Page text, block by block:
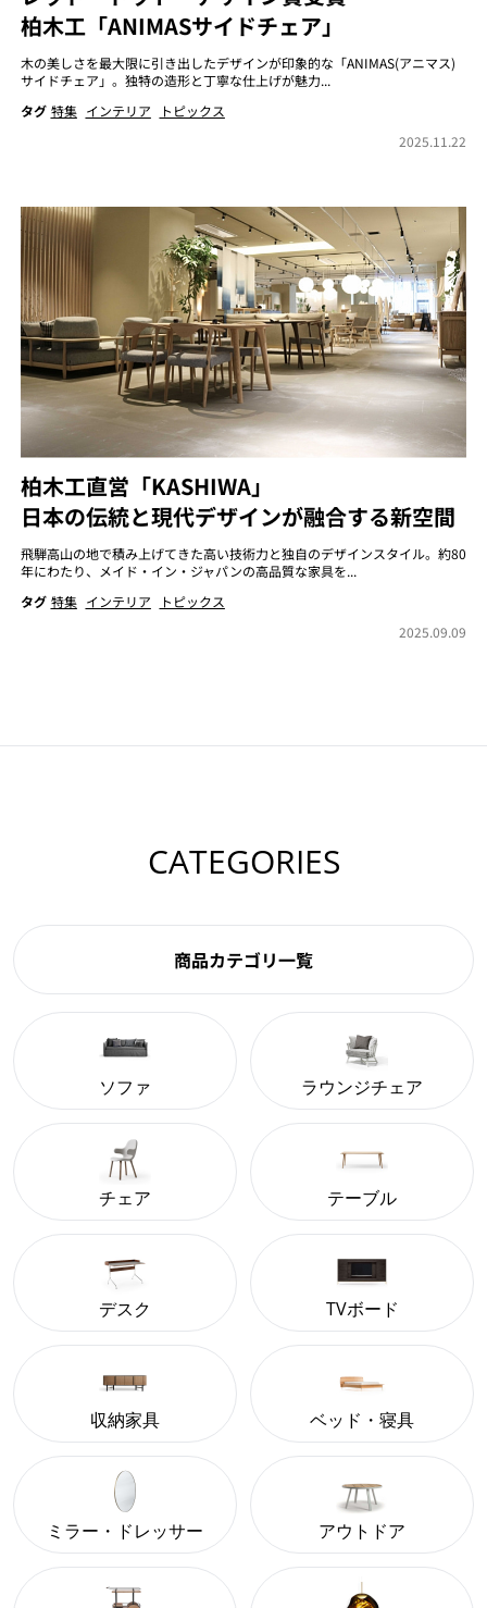
柏木工「ANIMASサイドチェア」
木の美しさを最大限に引き出したデザインが印象的な「ANIMAS(アニマス)
サイドチェア」。独特の造形と丁寧な仕上げが魅力...
タグ 特集 インテリア
トピックス
2025.11.22
柏木工直営「KASHIWA」
日本の伝統と現代デザインが融合する新空間
飛騨高山の地で積み上げてきた高い技術力と独自のデザインスタイル。約80
年にわたり、メイド・イン・ジャパンの高品質な家具を...
タグ 特集 インテリア
トピックス
2025.09.09
CATEGORIES
商品カテゴリ一覧
ソファ ラウンジチェア
チェア テーブル
デスク TVボード
収納家具 ベッド・寝具
ミラー・ドレッサー アウトドア